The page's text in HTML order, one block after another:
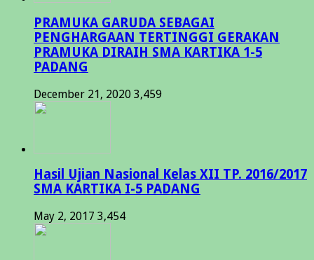
PRAMUKA GARUDA SEBAGAI
PENGHARGAAN TERTINGGI GERAKAN
PRAMUKA DIRAIH SMA KARTIKA 1-5
PADANG
December 21, 2020 3,459
Hasil Ujian Nasional Kelas XII TP. 2016/2017
SMA KARTIKA I-5 PADANG
May 2, 2017 3,454